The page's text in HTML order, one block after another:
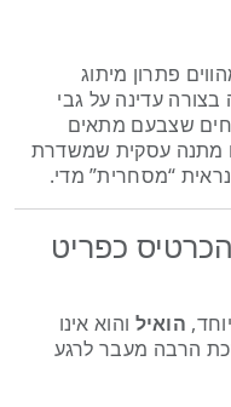
פתרון מיתוג
עדינה על גבי
שצבעם מתאים
מתנה עסקית שמשדרת
“מסחרית” מדי.
כפריט
הואילוהוא אינו
הרבה מעבר לרגע